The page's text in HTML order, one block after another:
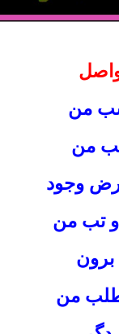
شب من
لب من
وجود
تب من
برون
من